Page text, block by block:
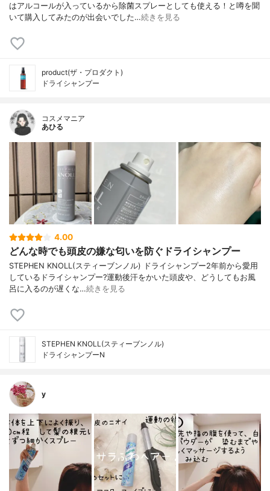
はアルコールが入っているから除菌スプレーとしても使える！と噂を聞
いて購入してみたのが出会いでした…続きを見る
product(ザ・プロダクト)
ドライシャンプー
コスメマニア
あひる
4.00
どんな時でも頭皮の嫌な匂いを防ぐドライシャンプー
STEPHEN KNOLL(スティーブンノル) ドライシャンプー2年前から愛用
しているドライシャンプー?運動後汗をかいた頭皮や、どうしてもお風
呂に入るのが遅くな…続きを見る
STEPHEN KNOLL(スティーブンノル)
ドライシャンプーN
y